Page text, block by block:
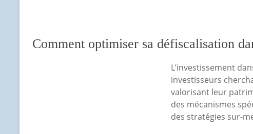
Comment optimiser sa défiscalisation
L’investissement
investisseurs
valorisant leur
des mécanismes
des stratégies sur-